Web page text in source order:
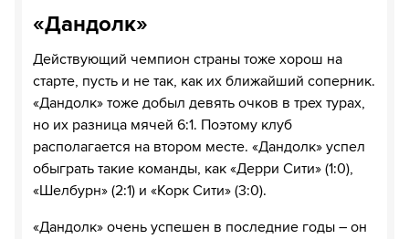
«Дандолк»
Действующий чемпион страны тоже хорош на
старте, пусть и не так, как их ближайший соперник.
«Дандолк» тоже добыл девять очков в трех турах,
но их разница мячей 6:1. Поэтому клуб
располагается на втором месте. «Дандолк» успел
обыграть такие команды, как «Дерри Сити» (1:0),
«Шелбурн» (2:1) и «Корк Сити» (3:0).
«Дандолк» очень успешен в последние годы – он